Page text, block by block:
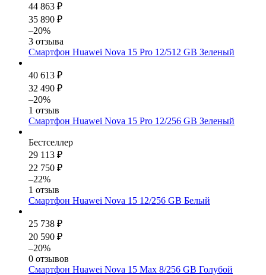
44 863 ₽
35 890 ₽
–20%
3 отзыва
Смартфон Huawei Nova 15 Pro 12/512 GB Зеленый
40 613 ₽
32 490 ₽
–20%
1 отзыв
Смартфон Huawei Nova 15 Pro 12/256 GB Зеленый
Бестселлер
29 113 ₽
22 750 ₽
–22%
1 отзыв
Смартфон Huawei Nova 15 12/256 GB Белый
25 738 ₽
20 590 ₽
–20%
0 отзывов
Смартфон Huawei Nova 15 Max 8/256 GB Голубой